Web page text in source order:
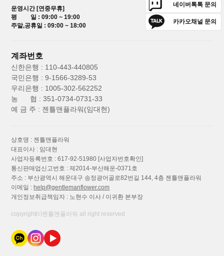
운영시간 [연중무휴]
평 일 : 09:00 ~ 19:00
주말,공휴일 : 09:00 ~ 18:00
네이버톡톡 문의
카카오채널 문의
계좌번호
신한은행 : 110-443-440805
국민은행 : 9-1566-3289-53
우리은행 : 1005-302-562252
농 협 : 351-0734-0731-33
예 금 주 : 젠틀맨플라워(임대현)
상호명 : 젠틀맨플라워
대표이사 : 임대현
사업자등록번호 : 617-92-51980 [사업자번호확인]
통신판매업신고번호 : 제2014-부산해운-0371호
주소 : 부산광역시 해운대구 송정광어골로82번길 144, 4층 젠틀맨플라워
이메일 :help@gentlemanflower.com
개인정보취급책임자 : 노현수 이사 / 이귀환 본부장
copyright⒞젠틀맨플라워 all right reserved